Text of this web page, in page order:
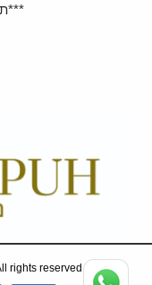
rights reserved.